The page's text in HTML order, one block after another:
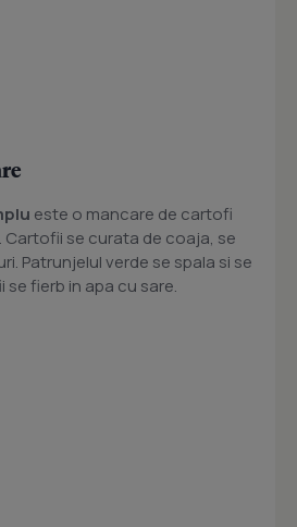
este o mancare de cartofi
Cartofii se curata de coaja, se
Patrunjelul verde se spala si se
fierb in apa cu sare.